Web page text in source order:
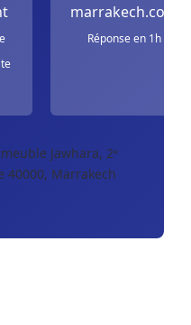
marrakech.com
Réponse en 1h
Jawhara, 2ᵉ
40000, Marrakech